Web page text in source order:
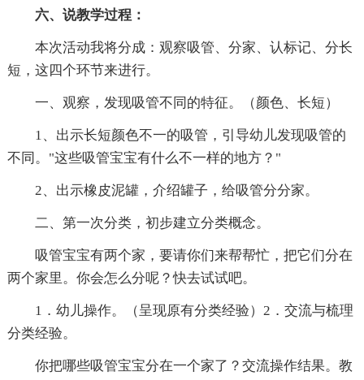
六、说教学过程：
本次活动我将分成：观察吸管、分家、认标记、分长
短，这四个环节来进行。
一、观察，发现吸管不同的特征。（颜色、长短）
1、出示长短颜色不一的吸管，引导幼儿发现吸管的
不同。"这些吸管宝宝有什么不一样的地方？"
2、出示橡皮泥罐，介绍罐子，给吸管分分家。
二、第一次分类，初步建立分类概念。
吸管宝宝有两个家，要请你们来帮帮忙，把它们分在
两个家里。你会怎么分呢？快去试试吧。
1．幼儿操作。（呈现原有分类经验）2．交流与梳理
分类经验。
你把哪些吸管宝宝分在一个家了？交流操作结果。教